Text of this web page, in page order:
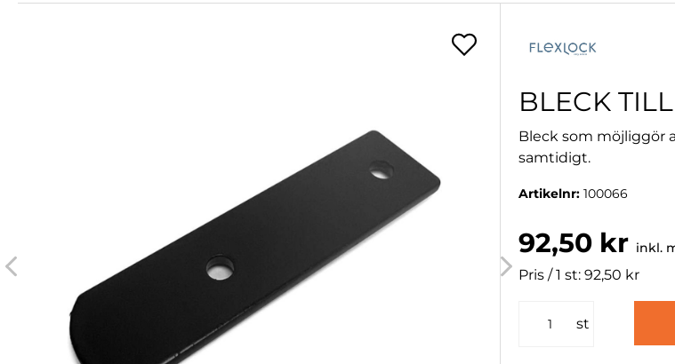
BLECK
Bleck som möjliggör
samtidigt.
Artikelnr:100066
92,50 kr inkl.
Pris / 1 st: 92,50 kr
st